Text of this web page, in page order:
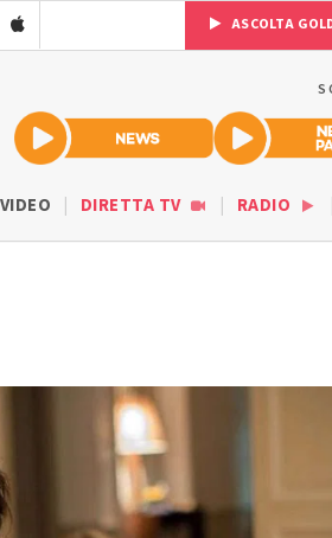
ASCOLTA
VIDEO DIRETTA TV RADIO